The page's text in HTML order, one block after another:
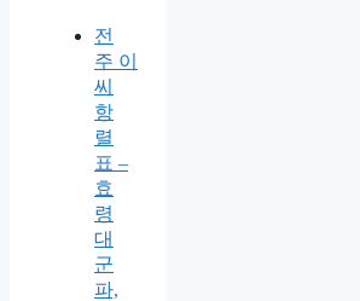
전
주 이
씨
항
렬
표 –
효
령
대
군
파,